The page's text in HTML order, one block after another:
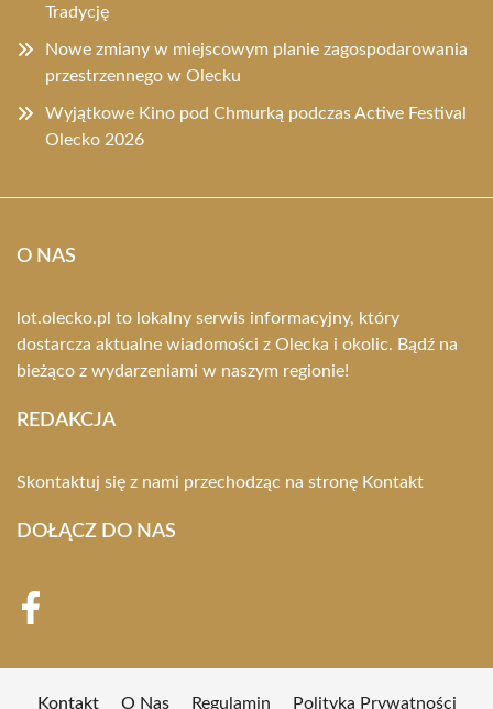
Tradycję
Nowe zmiany w miejscowym planie zagospodarowania
przestrzennego w Olecku
Wyjątkowe Kino pod Chmurką podczas Active Festival
Olecko 2026
O NAS
lot.olecko.pl to lokalny serwis informacyjny, który
dostarcza aktualne wiadomości z Olecka i okolic. Bądź na
bieżąco z wydarzeniami w naszym regionie!
REDAKCJA
Skontaktuj się z nami przechodząc na stronę Kontakt
DOŁĄCZ DO NAS
Kontakt O Nas Regulamin Polityka Prywatności